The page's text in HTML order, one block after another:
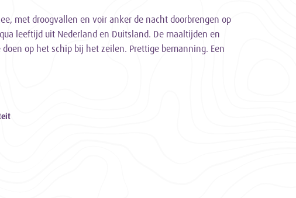
met droogvallen en voir anker de nacht doorbrengen op
leeftijd uit Nederland en Duitsland. De maaltijden en
op het schip bij het zeilen. Prettige bemanning. Een